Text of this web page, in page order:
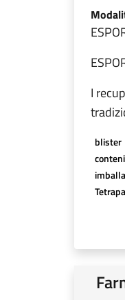
I
blister